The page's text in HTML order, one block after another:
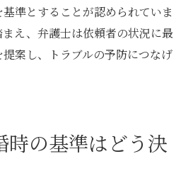
準とすることが認められていま
え、弁護士は依頼者の状況に最
案し、トラブルの予防につなげ
時の基準はどう決